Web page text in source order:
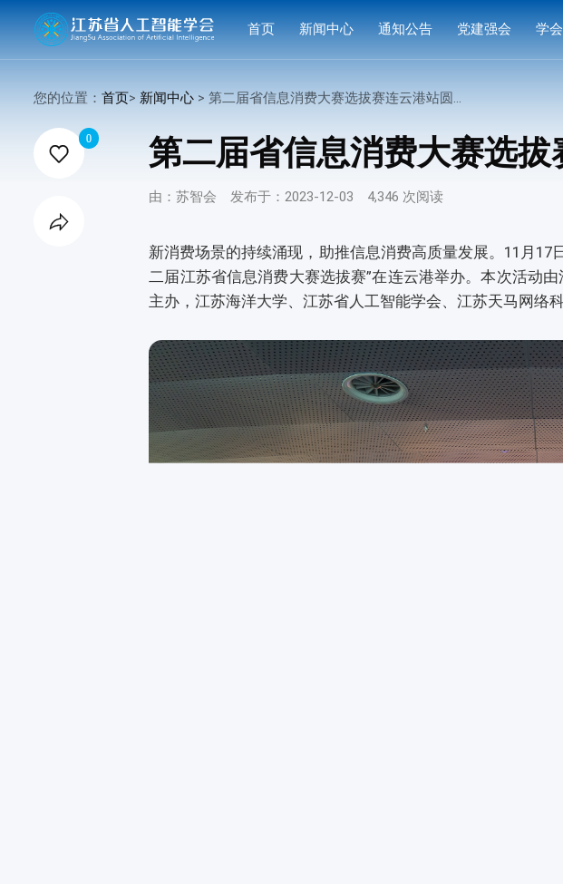
首页 新闻中心
会议活动
赛事活动
科普培训
通知公告
结果公示
党建强会 学
成
您的位置：首页> 新闻中心 > 第二届省信息消费大赛选拔赛连云港站圆满落幕

0

第二届省信息消费大赛选
由：苏智会 发布于：2023-12-03 4,346 次阅读
新消费场景的持续涌现，助推信息消费高质量发展。11月17
二届江苏省信息消费大赛选拔赛”在连云港举办。本次活动
主办，江苏海洋大学、江苏省人工智能学会、江苏天马网络